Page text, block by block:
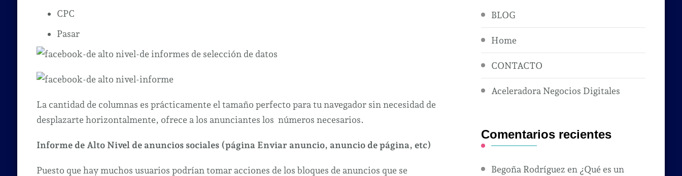
CPC
Pasar
La cantidad de columnas es prácticamente el tamaño perfecto para tu navegador sin necesidad de
desplazarte horizontalmente, ofrece a los anunciantes los números necesarios.
Informe de Alto Nivel de anuncios sociales (página Enviar anuncio, anuncio de página, etc)
Puesto que hay muchos usuarios podrían tomar acciones de los bloques de anuncios que se
BLOG
Home
CONTACTO
Aceleradora Negocios Digitales
Comentarios recientes
Begoña Rodríguez en ¿Qué es un